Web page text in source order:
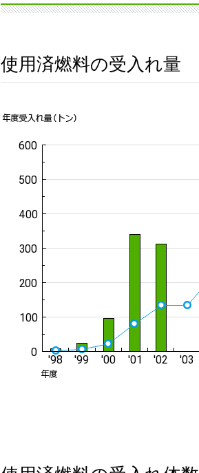
使用済燃料の受入れ量